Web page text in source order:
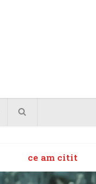
ce am citit